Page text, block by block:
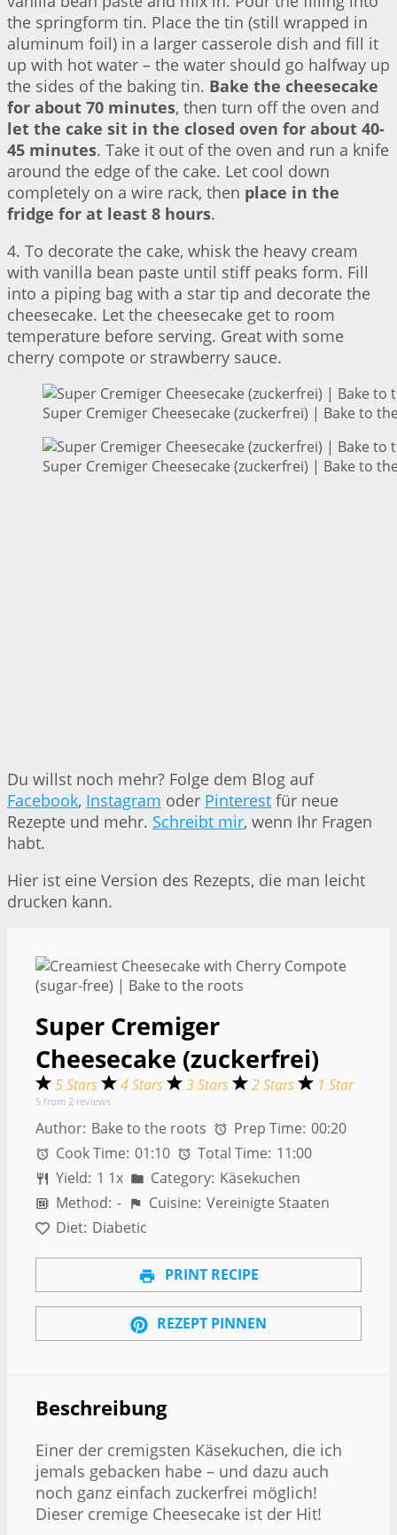
the springform tin. Place the tin (still wrapped in
aluminum foil) in a larger casserole dish and fill it
up with hot water – the water should go halfway up
the sides of the baking tin. Bake the cheesecake
for about 70 minutes, then turn off the oven and
let the cake sit in the closed oven for about 40-
45 minutes. Take it out of the oven and run a knife
around the edge of the cake. Let cool down
completely on a wire rack, then place in the
fridge for at least 8 hours.
4. To decorate the cake, whisk the heavy cream
with vanilla bean paste until stiff peaks form. Fill
into a piping bag with a star tip and decorate the
cheesecake. Let the cheesecake get to room
temperature before serving. Great with some
cherry compote or strawberry sauce.
Super Cremiger Cheesecake (zuckerfrei) | Bake to
Super Cremiger Cheesecake (zuckerfrei) | Bake to
Du willst noch mehr? Folge dem Blog auf
Facebook, Instagram oder Pinterest für neue
Rezepte und mehr. Schreibt mir, wenn Ihr Fragen
habt.
Hier ist eine Version des Rezepts, die man leicht
drucken kann.
Super Cremiger
Cheesecake (zuckerfrei)
5 Stars 4 Stars 3 Stars 2 Stars 1 Star
5 from 2 reviews
Author: Bake to the roots Prep Time: 00:20
Cook Time: 01:10 Total Time: 11:00
Yield: 1 1x Category: Käsekuchen
Method: - Cuisine: Vereinigte Staaten
Diet: Diabetic
PRINT RECIPE
REZEPT PINNEN
Beschreibung
Einer der cremigsten Käsekuchen, die ich
jemals gebacken habe – und dazu auch
noch ganz einfach zuckerfrei möglich!
Dieser cremige Cheesecake ist der Hit!